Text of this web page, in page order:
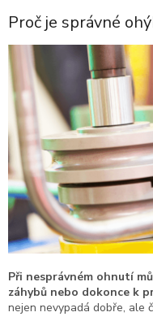
Proč je správné
Při nesprávném ohnutí
záhybů nebo dokonce k
nejen nevypadá dobře, ale